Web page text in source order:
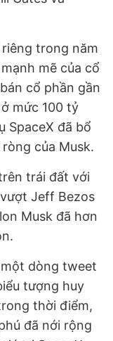
trong năm
mẽ của cổ
cổ phần gần
mức 100 tỷ
SpaceX đã bổ
của Musk.
trái đất với
Jeff Bezos
Musk đã hơn
một dòng tweet
tượng huy
thời điểm,
đã nới rộng